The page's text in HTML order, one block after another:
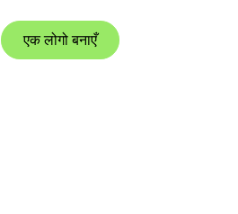
एक लोगो बनाएँ